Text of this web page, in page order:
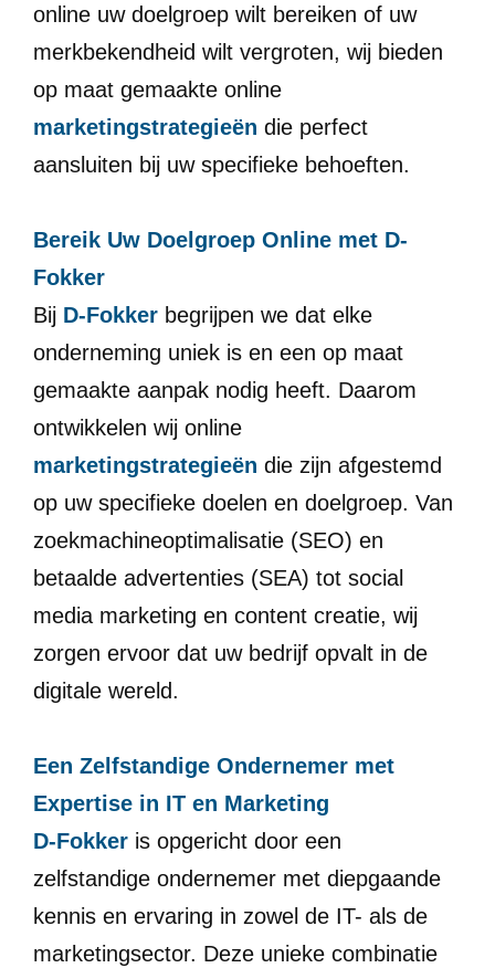
online uw doelgroep wilt bereiken of uw
merkbekendheid wilt vergroten, wij bieden
op maat gemaakte online
marketingstrategieën die perfect
aansluiten bij uw specifieke behoeften.
Bereik Uw Doelgroep Online met D-
Fokker
Bij D-Fokker begrijpen we dat elke
onderneming uniek is en een op maat
gemaakte aanpak nodig heeft. Daarom
ontwikkelen wij online
marketingstrategieën die zijn afgestemd
op uw specifieke doelen en doelgroep. Van
zoekmachineoptimalisatie (SEO) en
betaalde advertenties (SEA) tot social
media marketing en content creatie, wij
zorgen ervoor dat uw bedrijf opvalt in de
digitale wereld.
Een Zelfstandige Ondernemer met
Expertise in IT en Marketing
D-Fokker is opgericht door een
zelfstandige ondernemer met diepgaande
kennis en ervaring in zowel de IT- als de
marketingsector. Deze unieke combinatie